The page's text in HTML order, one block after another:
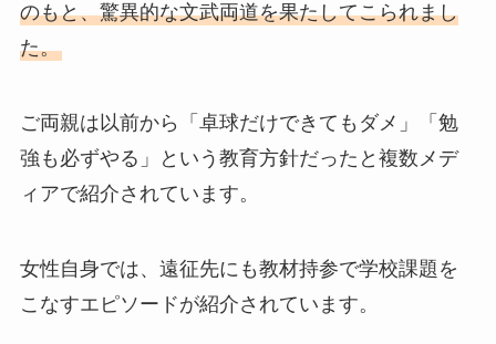
のもと、驚異的な文武両道を果たしてこられまし
た。
ご両親は以前から「卓球だけできてもダメ」「勉
強も必ずやる」という教育方針だったと複数メデ
ィアで紹介されています。
女性自身では、遠征先にも教材持参で学校課題を
こなすエピソードが紹介されています。